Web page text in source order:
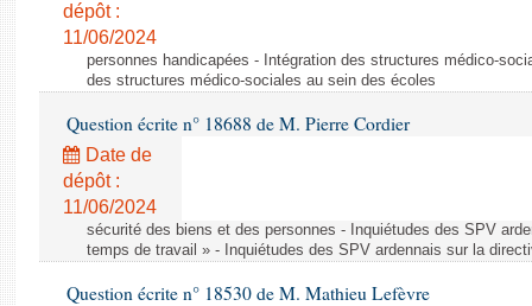
dépôt :
11/06/2024
personnes handicapées - Intégration des structures médico-
des structures médico-sociales au sein des écoles
Question écrite n° 18688 de M. Pierre Cordier
Date de
dépôt :
11/06/2024
sécurité des biens et des personnes - Inquiétudes des SPV
temps de travail » - Inquiétudes des SPV ardennais sur la
Question écrite n° 18530 de M. Mathieu Lefèvre